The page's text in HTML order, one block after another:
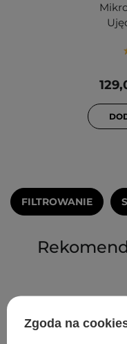
FILTROWANIE
Zgoda na